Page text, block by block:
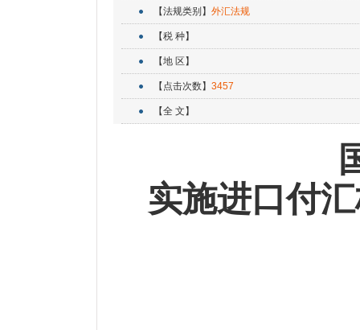
【法规类别】 外汇法规
【税 种】
【地 区】
【点击次数】 3457
【全 文】
实施进口付